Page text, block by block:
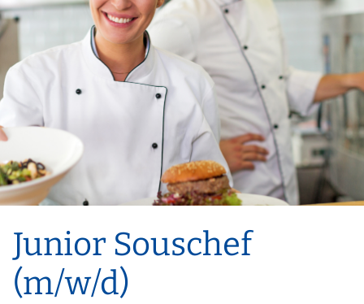
Junior Souschef
(m/w/d)